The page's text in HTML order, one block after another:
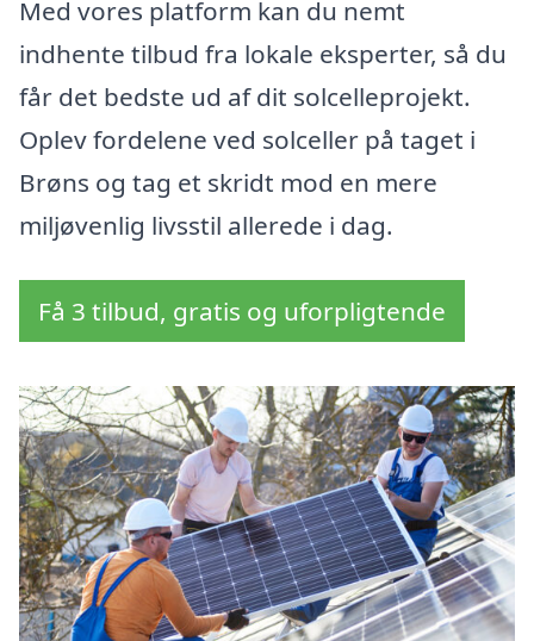
Med vores platform kan du nemt
indhente tilbud fra lokale eksperter, så du
får det bedste ud af dit solcelleprojekt.
Oplev fordelene ved solceller på taget i
Brøns og tag et skridt mod en mere
miljøvenlig livsstil allerede i dag.
Få 3 tilbud, gratis og uforpligtende